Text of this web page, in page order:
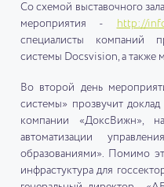
Со схемой выставочного
мероприятия -
http://
специалисты компаний
системы Docsvision, а также
Во второй день
системы» прозвучит
компании «ДоксВижн»,
автоматизации
образованиями». Помимо
инфрастуктура для